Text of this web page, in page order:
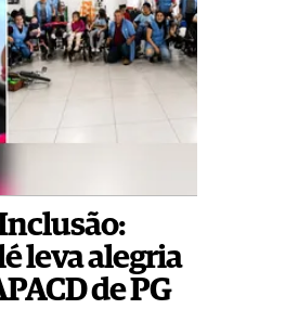
leva alegria
de PG